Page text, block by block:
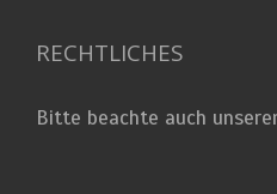
RECHTLICHES
Bitte beachte auch